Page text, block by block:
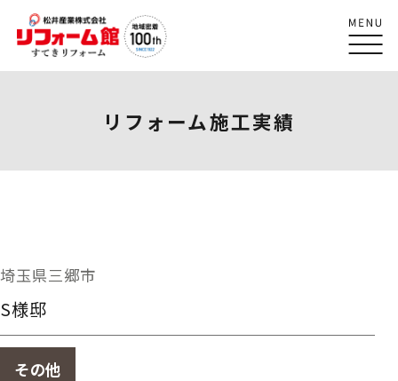
リフォーム施工実績
埼玉県三郷市
S様邸
その他